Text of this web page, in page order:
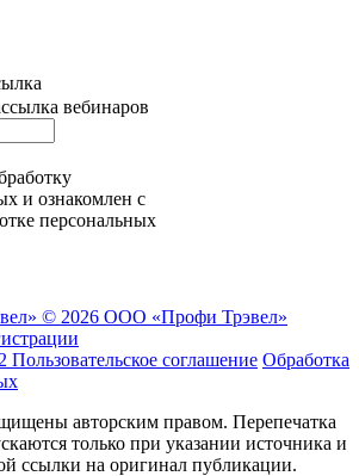
вебинаров
и ознакомлен с
персональных
© 2026 ООО «Профи Трэвeл»
Пользовательское соглашение Обработка
авторским правом. Перепечатка
только при указании источника и
ссылки на оригинал публикации.